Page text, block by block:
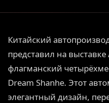
Китайский
представил на
флагманский
Dream Shanhe. Этот
элегантный дизайн,